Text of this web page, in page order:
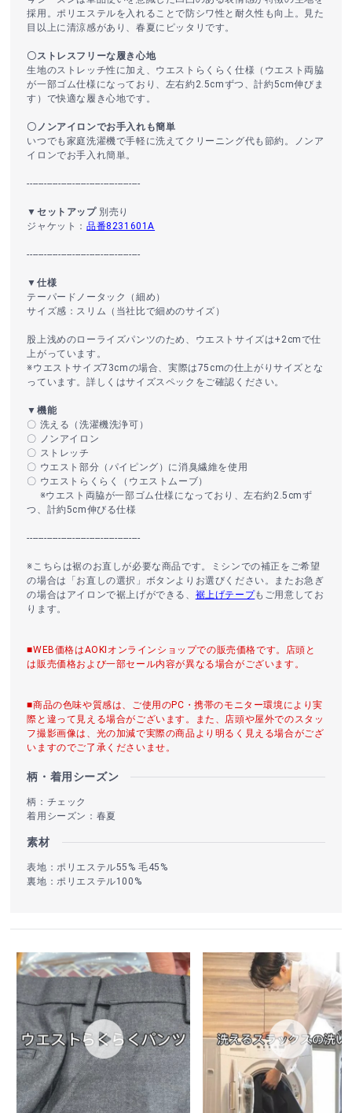
採用。ポリエステルを入れることで防シワ性と耐久性も向上。見た
目以上に清涼感があり、春夏にピッタリです。
〇ストレスフリーな履き心地
生地のストレッチ性に加え、ウエストらくらく仕様（ウエスト両脇
が一部ゴム仕様になっており、左右約2.5cmずつ、計約5cm伸びま
す）で快適な履き心地です。
〇ノンアイロンでお手入れも簡単
いつでも家庭洗濯機で手軽に洗えてクリーニング代も節約。ノンア
イロンでお手入れ簡単。
----------------------------------------
▼セットアップ別売り
ジャケット：品番8231601A
----------------------------------------
▼仕様
テーパードノータック（細め）
サイズ感：スリム（当社比で細めのサイズ）
股上浅めのローライズパンツのため、ウエストサイズは+2cmで仕
上がっています。
※ウエストサイズ73cmの場合、実際は75cmの仕上がりサイズとな
っています。詳しくはサイズスペックをご確認ください。
▼機能
〇 洗える（洗濯機洗浄可）
〇 ノンアイロン
〇 ストレッチ
〇 ウエスト部分（パイピング）に消臭繊維を使用
〇 ウエストらくらく（ウエストムーブ）
※ウエスト両脇が一部ゴム仕様になっており、左右約2.5cmず
つ、計約5cm伸びる仕様
----------------------------------------
※こちらは裾のお直しが必要な商品です。ミシンでの補正をご希望
の場合は「お直しの選択」ボタンよりお選びください。またお急ぎ
の場合はアイロンで裾上げができる、 裾上げテープもご用意してお
ります。
■WEB価格はAOKIオンラインショップでの販売価格です。店頭と
は販売価格および一部セール内容が異なる場合がございます。
■商品の色味や質感は、ご使用のPC・携帯のモニター環境により実
際と違って見える場合がございます。また、店頭や屋外でのスタッ
フ撮影画像は、光の加減で実際の商品より明るく見える場合がござ
いますのでご了承くださいませ。
柄・着用シーズン
柄：チェック
着用シーズン：春夏
素材
表地：ポリエステル55% 毛45%
裏地：ポリエステル100%